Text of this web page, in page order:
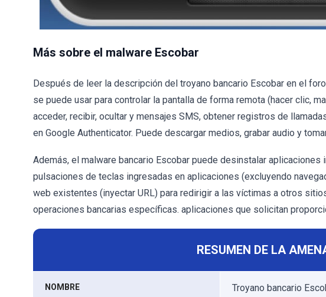
Más sobre el malware Escobar
Después de leer la descripción del troyano bancario Escobar en el
se puede usar para controlar la pantalla de forma remota (hacer clic,
acceder, recibir, ocultar y mensajes SMS, obtener registros de
en Google Authenticator. Puede descargar medios, grabar audio y
Además, el malware bancario Escobar puede desinstalar
pulsaciones de teclas ingresadas en aplicaciones (excluyendo
web existentes (inyectar URL) para redirigir a las víctimas a otros
operaciones bancarias específicas. aplicaciones que solicitan
RESUMEN DE LA
NOMBRE Troyano bancario